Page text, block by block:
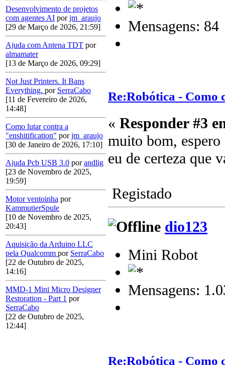
Desenvolvimento de projetos
com agentes AI porjm_araujo
[29 de Março de 2026, 21:59]
Ajuda com Antena TDT por
almamater
[13 de Março de 2026, 09:29]
Not Just Printers. It Bans
Everything. por SerraCabo
[11 de Fevereiro de 2026,
14:48]
Como lutar contra a
"enshitification" porjm_araujo
[30 de Janeiro de 2026, 17:10]
Ajuda Pcb USB 3.0 porandlig
[23 de Novembro de 2025,
19:59]
Motor ventoinha por
KammutierSpule
[10 de Novembro de 2025,
20:43]
Aquisição da Arduino LLC
pela Qualcomm por SerraCabo
[22 de Outubro de 2025,
14:16]
MMD-1 Mini Micro Designer
Restoration - Part 1 por
SerraCabo
[22 de Outubro de 2025,
12:44]
Mensagens: 84
Re:Robótica - Como
« Responder #3
muito bom, espero
eu de certeza que
Registado
dio123
Mini Robot
Mensagens:
Re:Robótica - Como